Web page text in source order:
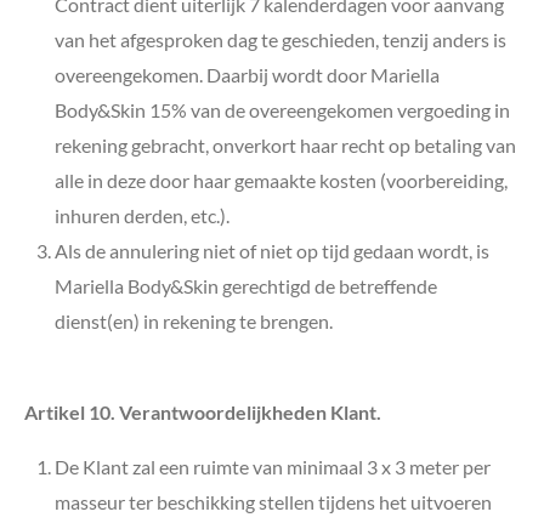
van het afgesproken dag te geschieden, tenzij anders is
overeengekomen. Daarbij wordt door Mariella
Body&Skin 15% van de overeengekomen vergoeding in
rekening gebracht, onverkort haar recht op betaling van
alle in deze door haar gemaakte kosten (voorbereiding,
inhuren derden, etc.).
Als de annulering niet of niet op tijd gedaan wordt, is
Mariella Body&Skin gerechtigd de betreffende
dienst(en) in rekening te brengen.
Artikel 10. Verantwoordelijkheden Klant.
De Klant zal een ruimte van minimaal 3 x 3 meter per
masseur ter beschikking stellen tijdens het uitvoeren